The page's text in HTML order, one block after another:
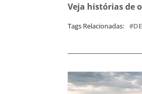
Veja histórias de
Tags Relacionadas: